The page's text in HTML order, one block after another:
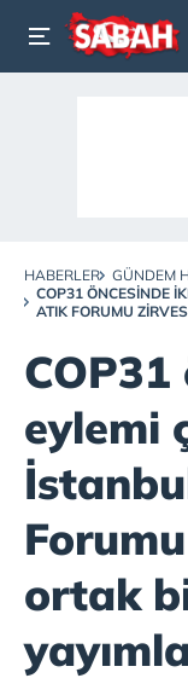
HABERLER
GÜNDEM
COP31 ÖNCESINDE
ATIK FORUMU
eylemi
ortak